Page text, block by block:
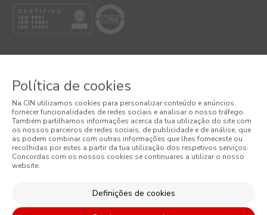
Termos e Condições
Política de Privacidade
Política de Cookies
Condições Gerais de Venda
Política de cookies
Na CIN utilizamos cookies para personalizar conteúdo e anúncios,
fornecer funcionalidades de redes sociais e analisar o nosso tráfego.
Também partilhamos informações acerca da tua utilização do site com
os nossos parceiros de redes sociais, de publicidade e de análise, que
as podem combinar com outras informações que lhes forneceste ou
recolhidas por estes a partir da tua utilização dos respetivos serviços.
Concordas com os nossos cookies se continuares a utilizar o nosso
website.
Definições de cookies